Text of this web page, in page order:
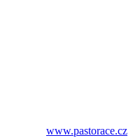
www.pastorace.cz